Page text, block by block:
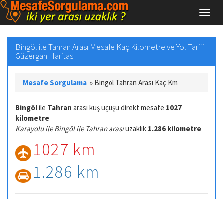
Bingöl ile Tahran Arası Mesafe Kaç Kilometre ve Yol Tarifi
Güzergah Haritası
Mesafe Sorgulama » Bingöl Tahran Arası Kaç Km
Bingölile Tahran arası kuş uçuşu direkt mesafe 1027
kilometre
Karayolu ile Bingöl ile Tahran arasıuzaklık 1.286 kilometre
1027 km
1.286 km